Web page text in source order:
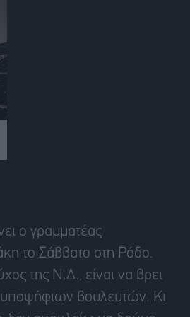
ο γραμματέας
το Σάββατο στη Ρόδο.
της Ν.Δ., είναι να βρει
υποψήφιων βουλευτών. Κι